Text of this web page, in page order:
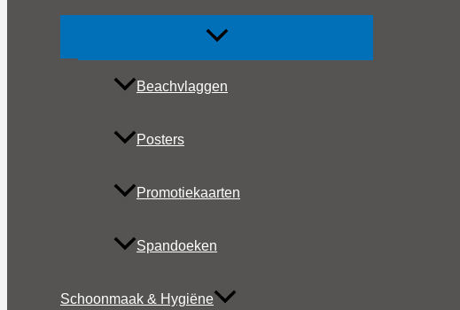
Beachvlaggen
Posters
Promotiekaarten
Spandoeken
Schoonmaak & Hygiëne